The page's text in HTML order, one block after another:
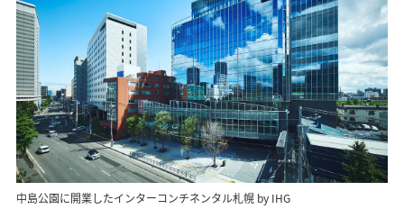
中島公園に開業したインターコンチネンタル札幌 by IHG